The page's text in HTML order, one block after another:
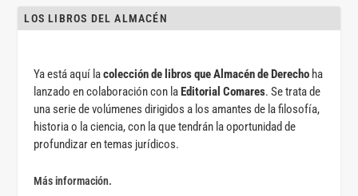
LOS LIBROS DEL ALMACÉN
Ya está aquí lacolección de libros que Almacén de Derecho ha
lanzado en colaboración con laEditorial Comares. Se trata de
una serie de volúmenes dirigidos a los amantes de la filosofía,
historia o la ciencia, con la que tendrán la oportunidad de
profundizar en temas jurídicos.
Más información.